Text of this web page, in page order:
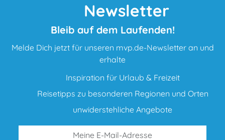
Newsletter
Bleib auf dem Laufenden!
Melde Dich jetzt für unseren mvp.de-Newsletter an und
erhalte
Inspiration für Urlaub & Freizeit
Reisetipps zu besonderen Regionen und Orten
unwiderstehliche Angebote